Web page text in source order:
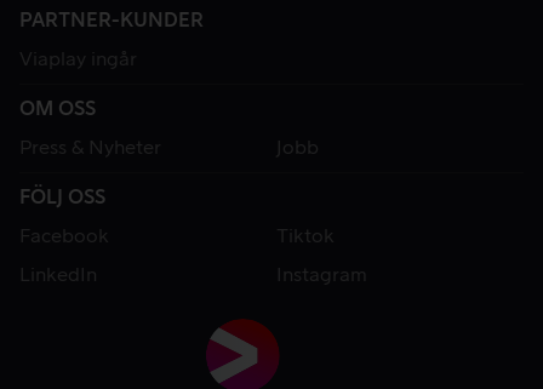
PARTNER-KUNDER
Viaplay ingår
OM OSS
Press & Nyheter
Jobb
FÖLJ OSS
Facebook
Tiktok
LinkedIn
Instagram